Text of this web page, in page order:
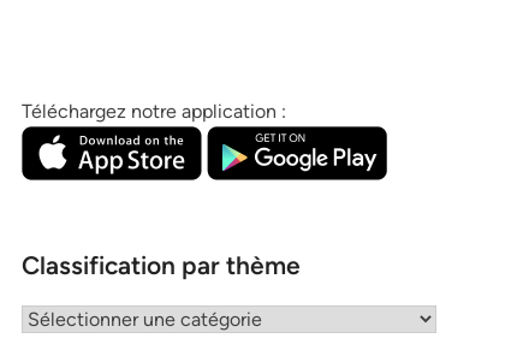
Téléchargez notre application :
Classification par thème
Classification